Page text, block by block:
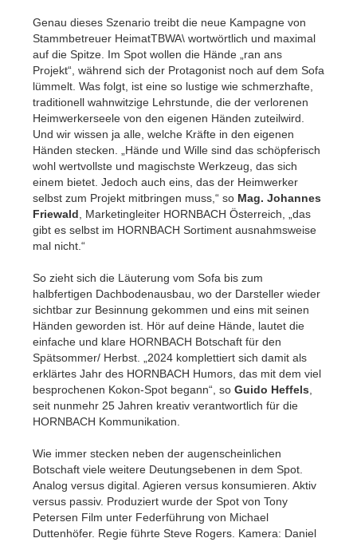
Genau dieses Szenario treibt die neue Kampagne von
Stammbetreuer HeimatTBWA\ wortwörtlich und maximal
auf die Spitze. Im Spot wollen die Hände „ran ans
Projekt“, während sich der Protagonist noch auf dem Sofa
lümmelt. Was folgt, ist eine so lustige wie schmerzhafte,
traditionell wahnwitzige Lehrstunde, die der verlorenen
Heimwerkerseele von den eigenen Händen zuteilwird.
Und wir wissen ja alle, welche Kräfte in den eigenen
Händen stecken. „Hände und Wille sind das schöpferisch
wohl wertvollste und magischste Werkzeug, das sich
einem bietet. Jedoch auch eins, das der Heimwerker
selbst zum Projekt mitbringen muss,“ so Mag. Johannes
Friewald , Marketingleiter HORNBACH Österreich, „das
gibt es selbst im HORNBACH Sortiment ausnahmsweise
mal nicht.“
So zieht sich die Läuterung vom Sofa bis zum
halbfertigen Dachbodenausbau, wo der Darsteller wieder
sichtbar zur Besinnung gekommen und eins mit seinen
Händen geworden ist. Hör auf deine Hände, lautet die
einfache und klare HORNBACH Botschaft für den
Spätsommer/ Herbst. „2024 komplettiert sich damit als
erklärtes Jahr des HORNBACH Humors, das mit dem viel
besprochenen Kokon-Spot begann“, so Guido Heffels
seit nunmehr 25 Jahren kreativ verantwortlich für die
HORNBACH Kommunikation.
Wie immer stecken neben der augenscheinlichen
Botschaft viele weitere Deutungsebenen in dem Spot.
Analog versus digital. Agieren versus konsumieren. Aktiv
versus passiv. Produziert wurde der Spot von Tony
Petersen Film unter Federführung von Michael
Duttenhöfer. Regie führte Steve Rogers. Kamera: Daniel